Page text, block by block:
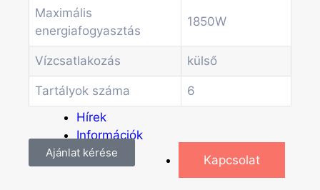
Szódagépek
Economic Line
Egyéb automaták
Szolgáltatások
Blog
Akciók
Hírek
Információk
Kapcsolat
Maximális
energiafogyasztás
1850W
Vízcsatlakozás külső
Tartályok száma 6
Ajánlat kérése